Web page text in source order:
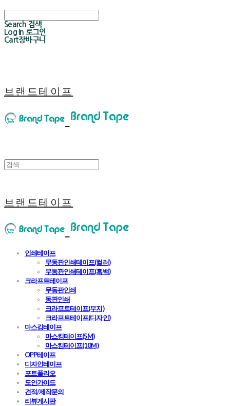
Search 검색
Log In 로그인
Cart장바구니
브랜드테이프
브랜드테이프
인쇄테이프
무동판인쇄테이프(컬러)
무동판인쇄테이프(흑백)
크라프트테이프
무동판인쇄
동판인쇄
크라프트테이프(무지)
크라프트테이프(디자인)
마스킹테이프
마스킹테이프(5M)
마스킹테이프(10M)
OPP테이프
디자인테이프
포트폴리오
도안가이드
견적/제작문의
리뷰게시판